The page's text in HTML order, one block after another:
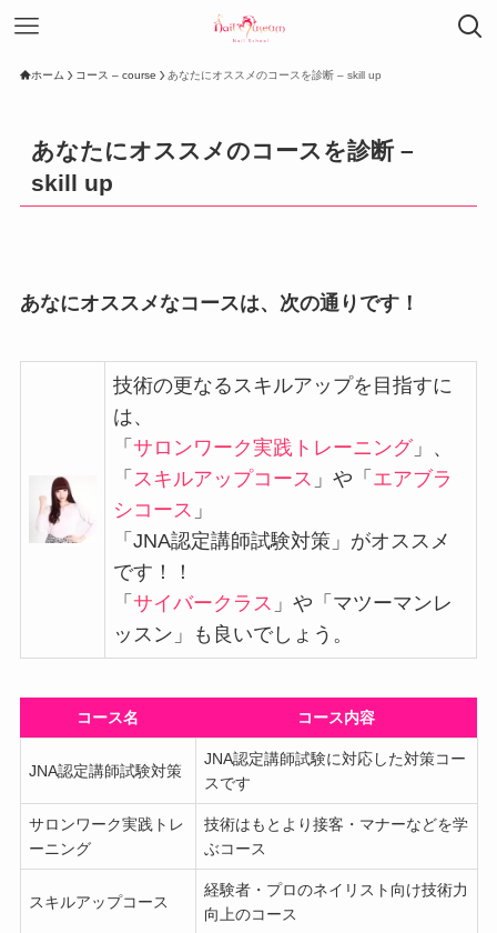
ホーム コース – course あなたにオススメのコースを診断 – skill up
あなたにオススメのコースを診断 –
skill up
あなにオススメなコースは、次の通りです！
技術の更なるスキルアップを目指すに
は、
「 サロンワーク実践トレーニング」、
「 スキルアップコース 」や「 エアブラ
シコース 」
「JNA認定講師試験対策」がオススメ
です！！
「 サイバークラス 」や「マツーマンレ
ッスン」も良いでしょう。
コース名 コース内容
JNA認定講師試験対策
JNA認定講師試験に対応した対策コー
スです
サロンワーク実践トレ
ーニング
技術はもとより接客・マナーなどを学
ぶコース
スキルアップコース
経験者・プロのネイリスト向け技術力
向上のコース